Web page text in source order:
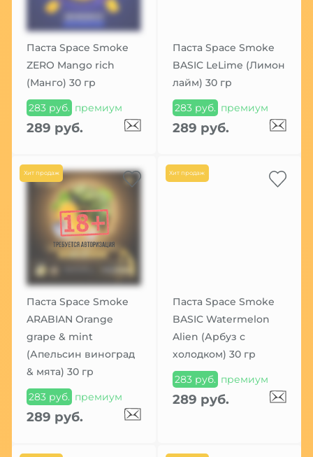
Паста Space Smoke
ZERO Mango rich
(Манго) 30 гр
283 руб. премиум
289 руб.
Паста Space Smoke
BASIC LeLime (Лимон
лайм) 30 гр
283 руб. премиум
289 руб.
Хит продаж
Паста Space Smoke
ARABIAN Orange
grape & mint
(Апельсин виноград
& мята) 30 гр
283 руб. премиум
289 руб.
Хит продаж
Паста Space Smoke
BASIC Watermelon
Alien (Арбуз с
холодком) 30 гр
283 руб. премиум
289 руб.